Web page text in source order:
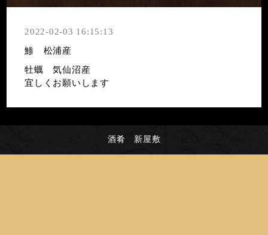
2022-02-03 16:15:13
鯵 松浦産
牡蠣 気仙沼産
宜しくお願いします
酒肴 新屋敷